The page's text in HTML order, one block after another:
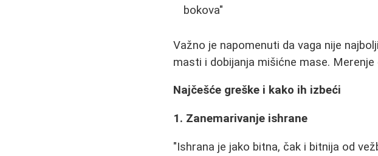
bokova"
Važno je napomenuti da vaga nije
masti i dobijanja mišićne mase.
Najčešće greške i kako ih izbeći
1. Zanemarivanje ishrane
"Ishrana je jako bitna, čak i bitnija od